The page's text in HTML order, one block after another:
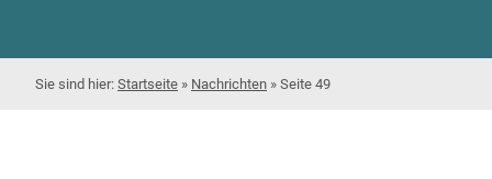
Startseite » Nachrichten » Seite 49